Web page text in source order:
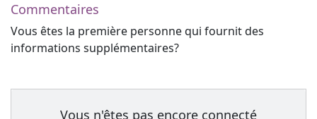
Commentaires
Vous êtes la première personne qui fournit des
informations supplémentaires?
Vous n'êtes pas encore connecté